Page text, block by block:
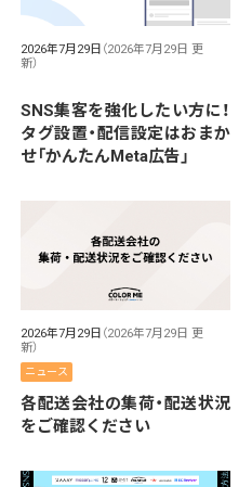
2026年7月29日 （2026年7月29日 更
新）
SNS集客を強化したい方に！
タグ設置・配信設定はおまか
せ「かんたんMeta広告」
2026年7月29日 （2026年7月29日 更
新）
ニュース
各配送会社の集荷・配送状況
をご確認ください